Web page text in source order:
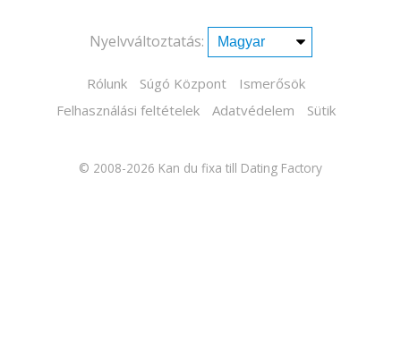
Nyelvváltoztatás:
Rólunk Súgó Központ
Ismerősök
Felhasználási feltételek
Adatvédelem Sütik
© 2008-2026 Kan du fixa till Dating Factory